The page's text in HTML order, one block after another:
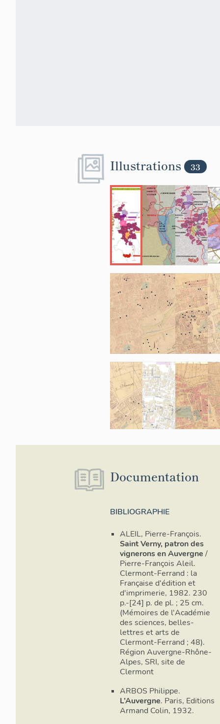
Illustrations 33
Documentation
BIBLIOGRAPHIE
ALEIL, Pierre-François.
Saint Verny, patron des
vignerons en Auvergne /
Pierre-François Aleil.
Clermont-Ferrand : la
Française d'édition et
d'imprimerie, 1982. 230
p.-[24] p. de pl. ; 25 cm.
(Mémoires de l'Académie
des sciences, belles-
lettres et arts de
Clermont-Ferrand ; 48).
Région Auvergne-Rhône-
Alpes, SRI, site de
Clermont
ARBOS Philippe.
L’Auvergne. Paris, Editions
Armand Colin, 1932.